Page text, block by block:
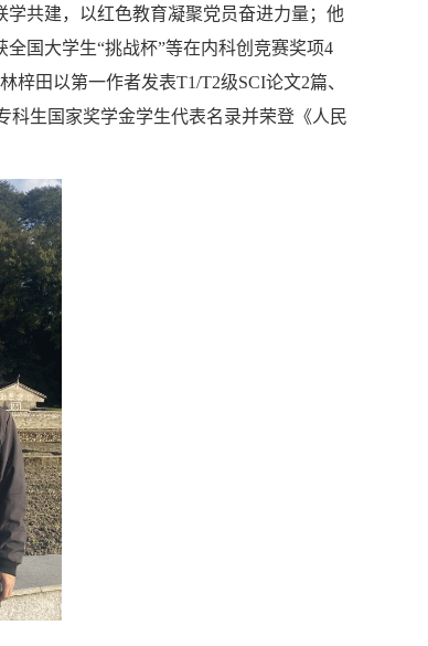
共建，以红色教育凝聚党员奋进力量 ；他
全国大学生“挑战杯”等在内科创竞赛奖项4
林梓田以第一作者发表T1/T2级SCI论文2篇、
科生国家奖学金学生代表名录并荣登 《人民